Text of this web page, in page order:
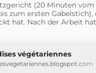
(20 Minuten
zum ersten Gabelstich),
hat. Nach der Arbeit
végétariennes